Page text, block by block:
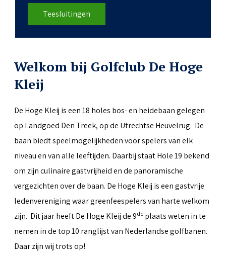
Teesluitingen
Welkom bij Golfclub De Hoge
Kleij
De Hoge Kleij is een 18 holes bos- en heidebaan gelegen
op Landgoed Den Treek, op de Utrechtse Heuvelrug. De
baan biedt speelmogelijkheden voor spelers van elk
niveau en van alle leeftijden. Daarbij staat Hole 19 bekend
om zijn culinaire gastvrijheid en de panoramische
vergezichten over de baan. De Hoge Kleij is een gastvrije
ledenvereniging waar greenfeespelers van harte welkom
zijn. Dit jaar heeft De Hoge Kleij de 9de plaats weten in te
nemen in de top 10 ranglijst van Nederlandse golfbanen.
Daar zijn wij trots op!